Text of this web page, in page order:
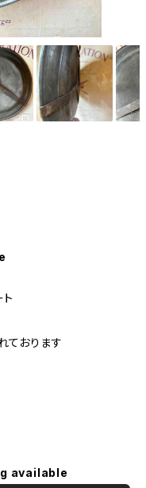
ております
available